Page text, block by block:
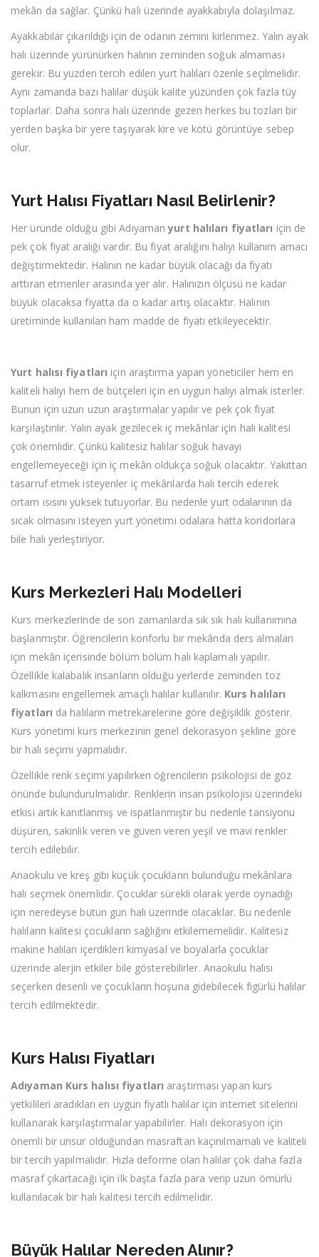
mekân da sağlar. Çünkü halı üzerinde ayakkabıyla dolaşılmaz.
Ayakkabılar çıkarıldığı için de odanın zemini kirlenmez. Yalın ayak
halı üzerinde yürünürken halının zeminden soğuk almaması
gerekir. Bu yüzden tercih edilen yurt halıları özenle seçilmelidir.
Aynı zamanda bazı halılar düşük kalite yüzünden çok fazla tüy
toplarlar. Daha sonra halı üzerinde gezen herkes bu tozları bir
yerden başka bir yere taşıyarak kire ve kötü görüntüye sebep
olur.
Yurt Halısı Fiyatları Nasıl Belirlenir?
Her üründe olduğu gibi Adıyamanyurt halıları fiyatları için de
pek çok fiyat aralığı vardır. Bu fiyat aralığını halıyı kullanım amacı
değiştirmektedir. Halının ne kadar büyük olacağı da fiyatı
arttıran etmenler arasında yer alır. Halınızın ölçüsü ne kadar
büyük olacaksa fiyatta da o kadar artış olacaktır. Halının
üretiminde kullanılan ham madde de fiyatı etkileyecektir.
Yurt halısı fiyatları için araştırma yapan yöneticiler hem en
kaliteli halıyı hem de bütçeleri için en uygun halıyı almak isterler.
Bunun için uzun uzun araştırmalar yapılır ve pek çok fiyat
karşılaştırılır. Yalın ayak gezilecek iç mekânlar için halı kalitesi
çok önemlidir. Çünkü kalitesiz halılar soğuk havayı
engellemeyeceği için iç mekân oldukça soğuk olacaktır. Yakıttan
tasarruf etmek isteyenler iç mekânlarda halı tercih ederek
ortam ısısını yüksek tutuyorlar. Bu nedenle yurt odalarının da
sıcak olmasını isteyen yurt yönetimi odalara hatta koridorlara
bile halı yerleştiriyor.
Kurs Merkezleri Halı Modelleri
Kurs merkezlerinde de son zamanlarda sık sık halı kullanımına
başlanmıştır. Öğrencilerin konforlu bir mekânda ders almaları
için mekân içerisinde bölüm bölüm halı kaplamalı yapılır.
Özellikle kalabalık insanların olduğu yerlerde zeminden toz
kalkmasını engellemek amaçlı halılar kullanılır. Kurs halıları
fiyatları da halıların metrekarelerine göre değişiklik gösterir.
Kurs yönetimi kurs merkezinin genel dekorasyon şekline göre
bir halı seçimi yapmalıdır.
Özellikle renk seçimi yapılırken öğrencilerin psikolojisi de göz
önünde bulundurulmalıdır. Renklerin insan psikolojisi üzerindeki
etkisi artık kanıtlanmış ve ispatlanmıştır bu nedenle tansiyonu
düşüren, sakinlik veren ve güven veren yeşil ve mavi renkler
tercih edilebilir.
Anaokulu ve kreş gibi küçük çocukların bulunduğu mekânlara
halı seçmek önemlidir. Çocuklar sürekli olarak yerde oynadığı
için neredeyse bütün gün halı üzerinde olacaklar. Bu nedenle
halıların kalitesi çocukların sağlığını etkilememelidir. Kalitesiz
makine halıları içerdikleri kimyasal ve boyalarla çocuklar
üzerinde alerjin etkiler bile gösterebilirler. Anaokulu halısı
seçerken desenli ve çocukların hoşuna gidebilecek figürlü halılar
tercih edilmektedir.
Kurs Halısı Fiyatları
Adıyaman Kurs halısı fiyatları araştırması yapan kurs
yetkilileri aradıkları en uygun fiyatlı halılar için internet sitelerini
kullanarak karşılaştırmalar yapabilirler. Halı dekorasyon için
önemli bir unsur olduğundan masraftan kaçınılmamalı ve kaliteli
bir tercih yapılmalıdır. Hızla deforme olan halılar çok daha fazla
masraf çıkartacağı için ilk başta fazla para verip uzun ömürlü
kullanılacak bir halı kalitesi tercih edilmelidir.
Büyük Halılar Nereden Alınır?